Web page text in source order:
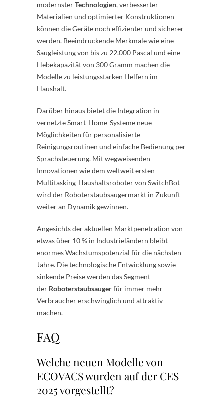
modernsterTechnologien, verbesserter
Materialien und optimierter Konstruktionen
können die Geräte noch effizienter und sicherer
werden. Beeindruckende Merkmale wie eine
Saugleistung von bis zu 22.000 Pascal und eine
Hebekapazität von 300 Gramm machen die
Modelle zu leistungsstarken Helfern im
Haushalt.
Darüber hinaus bietet die Integration in
vernetzte Smart-Home-Systeme neue
Möglichkeiten für personalisierte
Reinigungsroutinen und einfache Bedienung per
Sprachsteuerung. Mit wegweisenden
Innovationen wie dem weltweit ersten
Multitasking-Haushaltsroboter von SwitchBot
wird der Roboterstaubsaugermarkt in Zukunft
weiter an Dynamik gewinnen.
Angesichts der aktuellen Marktpenetration von
etwas über 10 % in Industrieländern bleibt
enormes Wachstumspotenzial für die nächsten
Jahre. Die technologische Entwicklung sowie
sinkende Preise werden das Segment
der Roboterstaubsaugerfür immer mehr
Verbraucher erschwinglich und attraktiv
machen.
FAQ
Welche neuen Modelle von
ECOVACS wurden auf der CES
2025 vorgestellt?